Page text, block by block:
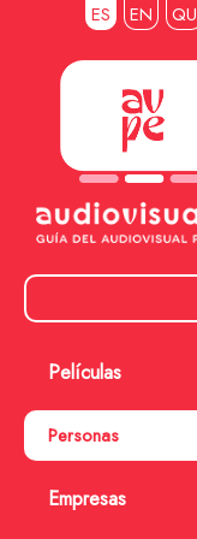
ES EN QU
Películas
Personas
Empresas